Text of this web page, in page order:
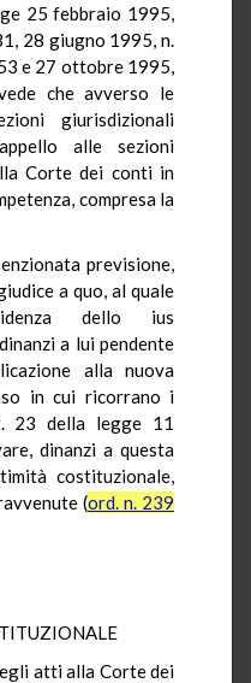
25 febbraio 1995,
28 giugno 1995, n.
e 27 ottobre 1995,
che avverso le
giurisdizionali
alle sezioni
Corte dei conti in
compresa la
previsione,
a quo, al quale
dello ius
a lui pendente
alla nuova
in cui ricorrano i
23 della legge 11
dinanzi a questa
costituzionale,
(ord. n. 239
atti alla Corte dei